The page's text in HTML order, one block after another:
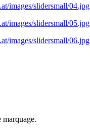
images/slidersmall/04.jpg
images/slidersmall/05.jpg
images/slidersmall/06.jpg